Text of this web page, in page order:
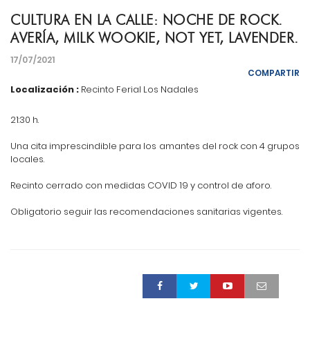
CULTURA EN LA CALLE: NOCHE DE ROCK.
AVERÍA, MILK WOOKIE, NOT YET, LAVENDER.
17/07/2021
COMPARTIR
Localización : Recinto Ferial Los Nadales
21:30 h.
Una cita imprescindible para los amantes del rock con 4 grupos
locales.
Recinto cerrado con medidas COVID 19 y control de aforo.
Obligatorio seguir las recomendaciones sanitarias vigentes.